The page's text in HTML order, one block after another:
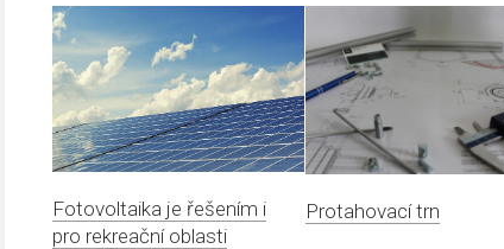
Fotovoltaika je řešením i
pro rekreační oblasti
Protahovací trn